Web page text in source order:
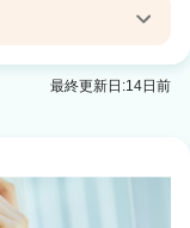
最終更新日:14日前